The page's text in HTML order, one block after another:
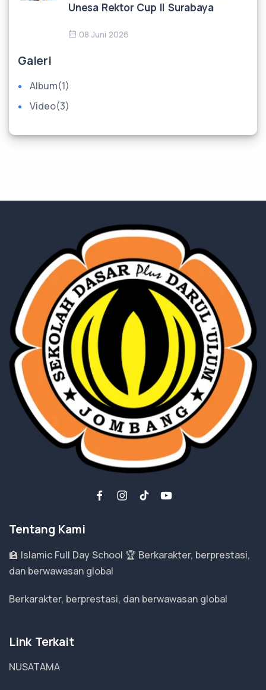
Unesa Rektor Cup II Surabaya
08 Juni 2026
Galeri
Album(1)
Video(3)
Tentang Kami
🏫 Islamic Full Day School 🏆 Berkarakter, berprestasi,
dan berwawasan global
Berkarakter, berprestasi, dan berwawasan global
Link Terkait
NUSATAMA